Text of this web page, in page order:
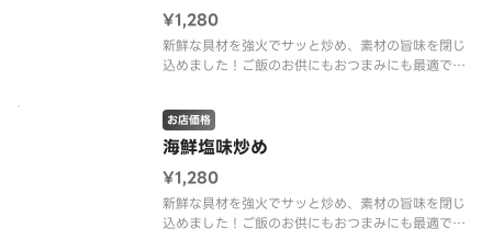
¥1,280
新鮮な具材を強火でサッと炒め、素材の旨味を閉じ
込めました！ご飯のお供にもおつまみにも最適で
海鮮塩味炒め
お店価格
¥1,280
新鮮な具材を強火でサッと炒め、素材の旨味を閉じ
込めました！ご飯のお供にもおつまみにも最適で